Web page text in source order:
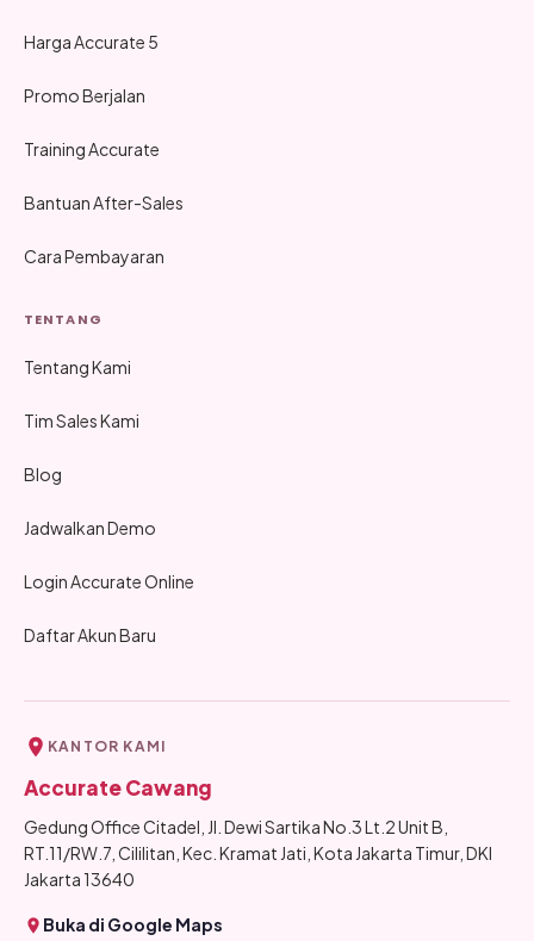
Harga Accurate 5
Promo Berjalan
Training Accurate
Bantuan After-Sales
Cara Pembayaran
TENTANG
Tentang Kami
Tim Sales Kami
Blog
Jadwalkan Demo
Login Accurate Online
Daftar Akun Baru
KANTOR KAMI
Accurate Cawang
Gedung Office Citadel, Jl. Dewi Sartika No.3 Lt.2 Unit B,
RT.11/RW.7, Cililitan, Kec. Kramat Jati, Kota Jakarta Timur, DKI
Jakarta 13640
Buka di Google Maps